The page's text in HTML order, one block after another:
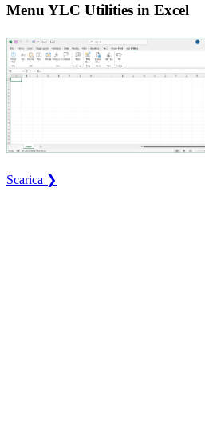
Menu YLC Utilities in Excel
Scarica ❯